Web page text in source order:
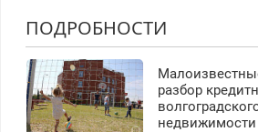
ПОДРОБНОСТИ
разбор
недвижимости